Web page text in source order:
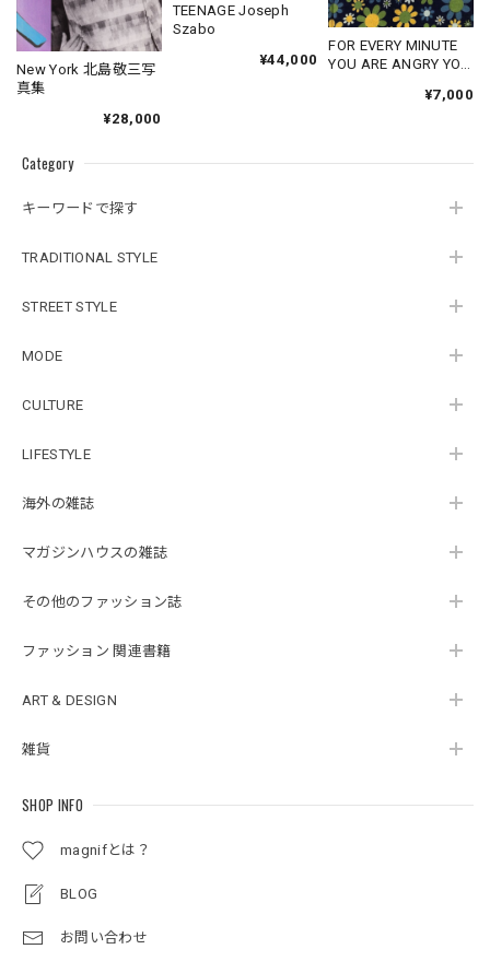
Category
キーワードで探す
TRADITIONAL STYLE
STREET STYLE
MODE
CULTURE
LIFESTYLE
海外の雑誌
マガジンハウスの雑誌
その他のファッション誌
ファッション 関連書籍
ART & DESIGN
雑貨
SHOP INFO
magnifとは？
BLOG
お問い合わせ
New York 北島敬三写
真集
¥28,000
TEENAGE Joseph
Szabo
¥44,000
FOR EVERY MINUTE
YOU ARE ANGRY YOU
¥7,000